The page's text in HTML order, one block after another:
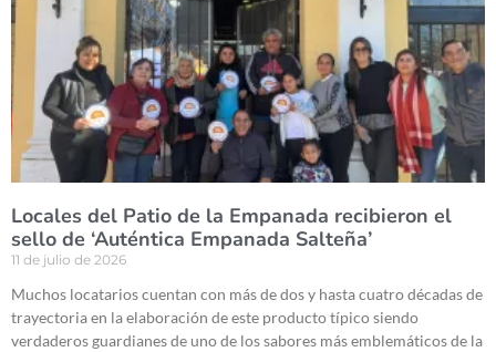
Locales del Patio de la Empanada recibieron el
sello de ‘Auténtica Empanada Salteña’
11 de julio de 2026
Muchos locatarios cuentan con más de dos y hasta cuatro décadas de
trayectoria en la elaboración de este producto típico siendo
verdaderos guardianes de uno de los sabores más emblemáticos de la